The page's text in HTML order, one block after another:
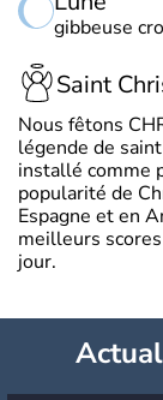
gibbeuse
Saint
Nous fêtons
légende de
installé comme
popularité de
Espagne et en
meilleurs
jour.